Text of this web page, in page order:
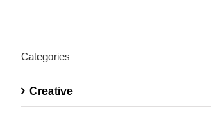
Categories
Creative